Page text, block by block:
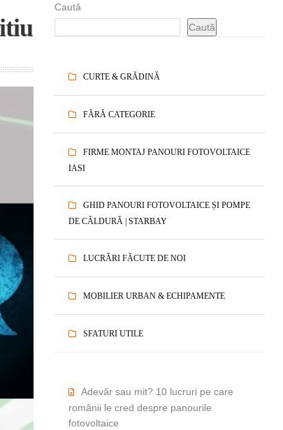
Caută
Caută
CURTE & GRĂDINĂ
FĂRĂ CATEGORIE
FIRME MONTAJ PANOURI FOTOVOLTAICE
IASI
GHID PANOURI FOTOVOLTAICE ȘI POMPE
DE CĂLDURĂ | STARBAY
LUCRĂRI FĂCUTE DE NOI
MOBILIER URBAN & ECHIPAMENTE
SFATURI UTILE
Adevăr sau mit? 10 lucruri pe care
românii le cred despre panourile
fotovoltaice